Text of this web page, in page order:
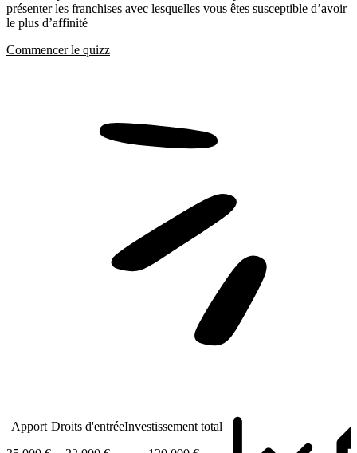
présenter les franchises avec lesquelles vous êtes susceptible d’avoir
le plus d’affinité
Commencer le quizz
Apport Droits d'entréeInvestissement total